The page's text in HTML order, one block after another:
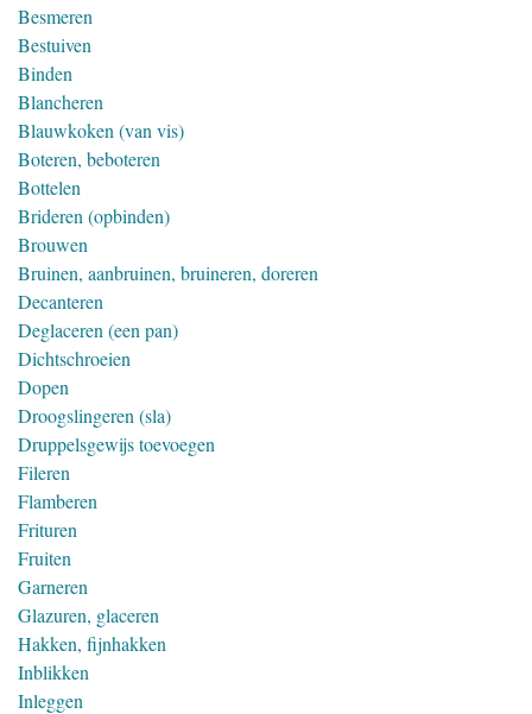
Besmeren
Bestuiven
Binden
Blancheren
Blauwkoken (van vis)
Boteren, beboteren
Bottelen
Brideren (opbinden)
Brouwen
Bruinen, aanbruinen, bruineren, doreren
Decanteren
Deglaceren (een pan)
Dichtschroeien
Dopen
Droogslingeren (sla)
Druppelsgewijs toevoegen
Fileren
Flamberen
Frituren
Fruiten
Garneren
Glazuren, glaceren
Hakken, fijnhakken
Inblikken
Inleggen